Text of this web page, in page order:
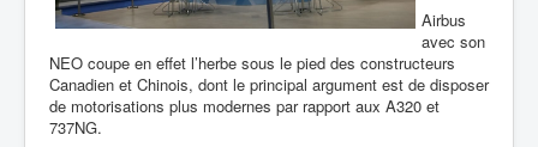
Airbus
avec son
NEO coupe en effet l’herbe sous le pied des constructeurs
Canadien et Chinois, dont le principal argument est de disposer
de motorisations plus modernes par rapport aux A320 et
737NG.